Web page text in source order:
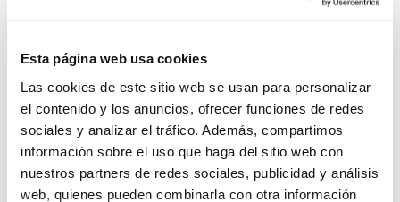
Esta página web usa cookies
Las cookies de este sitio web se usan para personalizar
el contenido y los anuncios, ofrecer funciones de redes
sociales y analizar el tráfico. Además, compartimos
información sobre el uso que haga del sitio web con
nuestros partners de redes sociales, publicidad y análisis
web, quienes pueden combinarla con otra información
Publicado elsistema de competición de los
Juegos Deportivos del Ayuntamiento de
Valencia en todas las categorías: Juvenil,
Cadete, Infantil, Alevín y Benjamín.